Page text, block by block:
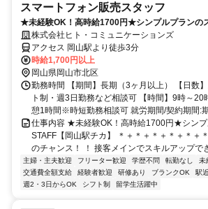
スマートフォン販売スタッフ
★未経験OK！高時給1700円★シンプルプランの
山駅チカ】
株式会社ヒト・コミュニケーションズ
アクセス 岡山駅より徒歩3分
時給1,700円以上
岡山県岡山市北区
勤務時間 【期間】長期（3ヶ月以上） 【日数
ト制・週3日勤務など相談可 【時間】9時～
憩1時間※時短勤務相談可 就労期間/契約期間:
仕事内容 ★未経験OK！高時給1700円★シン
STAFF【岡山駅チカ】 ＊＋＊＋＊＋＊＋＊＋
のチャンス！ ！ 接客メインでスキルアップで
主婦・主夫歓迎 フリーター歓迎 学歴不問 転勤なし
未
交通費全額支給
経験者歓迎 研修あり ブランクOK
駅
週2・3日からOK
シフト制 留学生活躍中